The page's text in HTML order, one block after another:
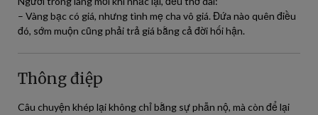
– Vàng bạc có giá, nhưng tình mẹ cha vô giá. Đứa nào quên điều
đó, sớm muộn cũng phải trả giá bằng cả đời hối hận.
Thông điệp
Câu chuyện khép lại không chỉ bằng sự phẫn nộ, mà còn để lại